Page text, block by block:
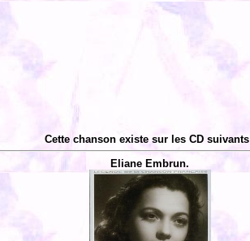
Cette chanson existe sur les CD
Eliane Embrun.